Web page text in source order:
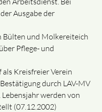
Ausgabe der
Bülten und Molkereiteich
Pflege- und
als Kreisfreier Verein
durch LAV-MV
werden von
(07.12.2002)